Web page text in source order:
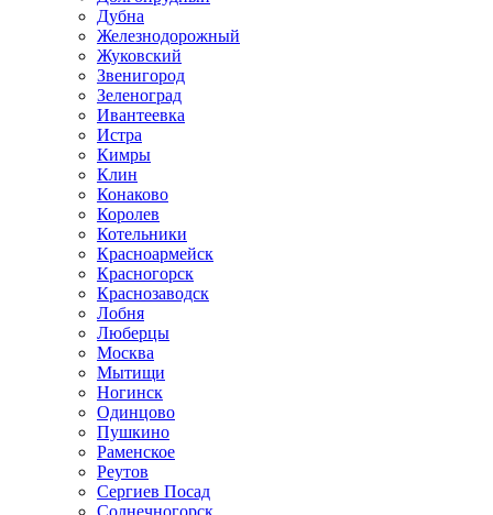
Дубна
Железнодорожный
Жуковский
Звенигород
Зеленоград
Ивантеевка
Истра
Кимры
Клин
Конаково
Королев
Котельники
Красноармейск
Красногорск
Краснозаводск
Лобня
Люберцы
Москва
Мытищи
Ногинск
Одинцово
Пушкино
Раменское
Реутов
Сергиев Посад
Солнечногорск